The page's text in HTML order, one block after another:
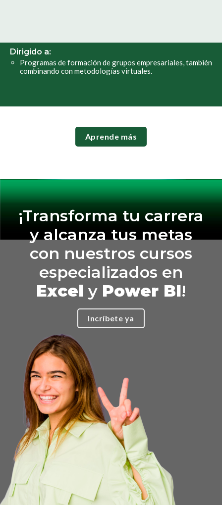
Dirigido a:
Programas de formación de grupos empresariales, también
combinando con metodologías virtuales.
Aprende más
¡Transforma tu carrera
y alcanza tus metas
con nuestros cursos
especializados en
Excel y Power BI!
Incríbete ya